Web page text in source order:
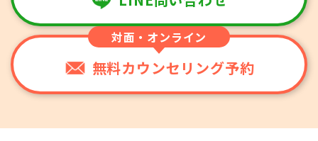
対面・オンライン
無料カウンセリング予約